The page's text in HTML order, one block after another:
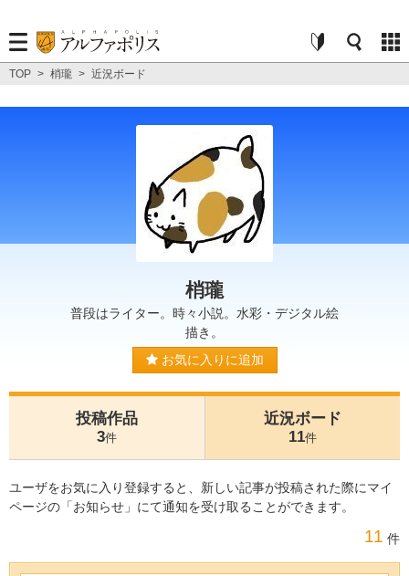
TOP > 梢瓏 > 近況ボード
梢瓏
普段はライター。時々小説。水彩・デジタル絵
描き。
お気に入りに追加
投稿作品
3件
近況ボード
11件
ユーザをお気に入り登録すると、新しい記事が投稿された際にマイ
ページの「お知らせ」にて通知を受け取ることができます。
11 件